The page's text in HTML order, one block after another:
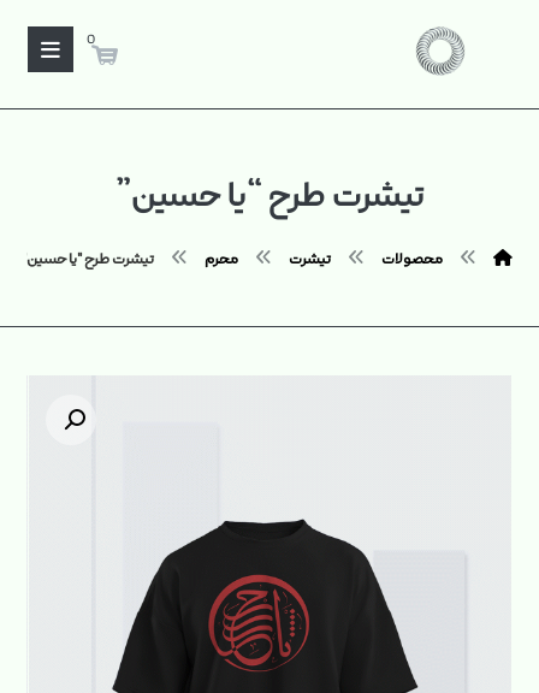
0
تیشرت طرح “یا حسین”
محصولات تیشرت محرم تیشرت طرح "یا حسین"